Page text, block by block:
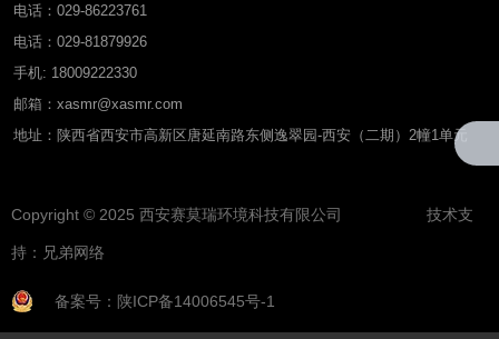
电话：029-86223761
电话：029-81879926
手机: 18009222330
邮箱：xasmr@xasmr.com
地址：陕西省西安市高新区唐延南路东侧逸翠园-西安（二期）2幢1单元
Copyright © 2025 西安赛莫瑞环境科技有限公司 技术支
持： 兄弟网络
备案号：陕ICP备14006545号-1